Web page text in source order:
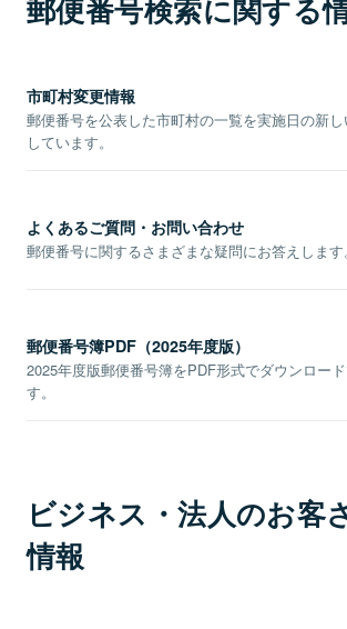
郵便番号検索に関する
市町村変更情報
郵便番号を公表した市町村の一覧を実施日の新
しています。
よくあるご質問・お問い合わせ
郵便番号に関するさまざまな疑問にお答えします。
郵便番号簿PDF（2025年度版）
2025年度版郵便番号簿をPDF形式でダウンロー
す。
ビジネス・法人のお客
情報